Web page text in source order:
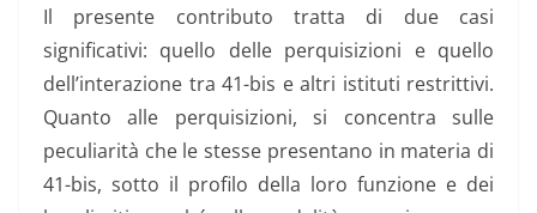
Il presente contributo tratta di due casi
significativi: quello delle perquisizioni e quello
dell’interazione tra 41-bis e altri istituti restrittivi.
Quanto alle perquisizioni, si concentra sulle
peculiarità che le stesse presentano in materia di
41-bis, sotto il profilo della loro funzione e dei